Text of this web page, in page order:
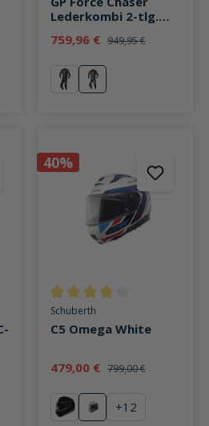
Lederkombi 2-tlg.
759,96 € 949,95 €
rot schwarz/schwarz
von 3.9 von 5 Sternen
40%
Durchschnittliche Bewertung
Schuberth
C5 Omega White
479,00 € 799,00 €
schwarzOmega White
+12